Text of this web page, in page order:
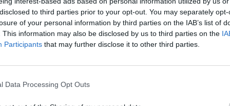
to third parties prior to your opt-out. You may separately
of your personal information by third parties on the IAB’s list of
This information may also be disclosed by us to third parties on the
Participants that may further disclose it to other third parties.
Data Processing Opt Outs
Anierac (Asociación Nacional de Industriales
y Asoliva (Asociación Española de la
de Oliva y Aceites de Orujo).